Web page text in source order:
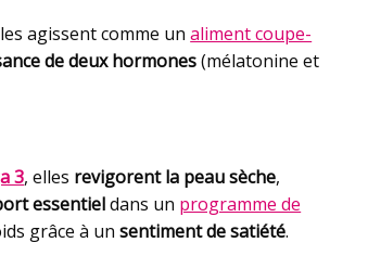
agissent comme unaliment coupe-
de deux hormones(mélatonine et
3, elles revigorent la peau sèche,
essentieldans un programme de
grâce à unsentiment de satiété.